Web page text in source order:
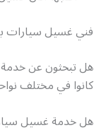
فني غسيل سيارات
هل تبحثون عن خدمة
كانوا في مختلف
هل خدمة غسيل